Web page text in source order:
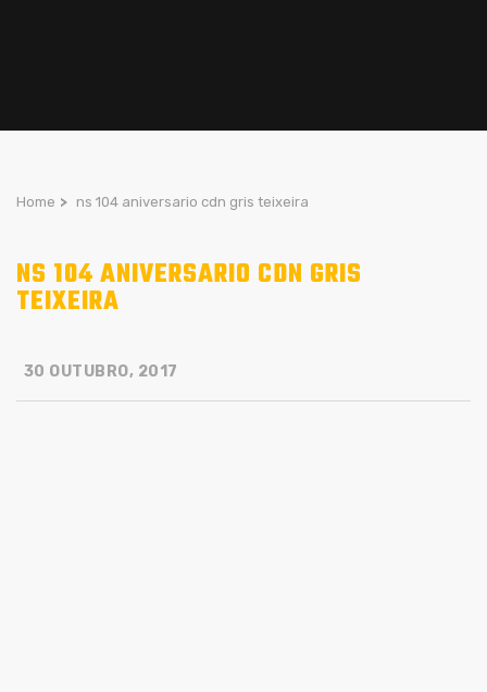
Home > ns 104 aniversario cdn gris teixeira
NS 104 ANIVERSARIO CDN GRIS
TEIXEIRA
30 OUTUBRO, 2017